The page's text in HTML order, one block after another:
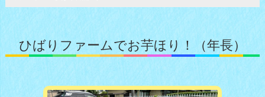
ひばりファームでお芋ほり！（年長）